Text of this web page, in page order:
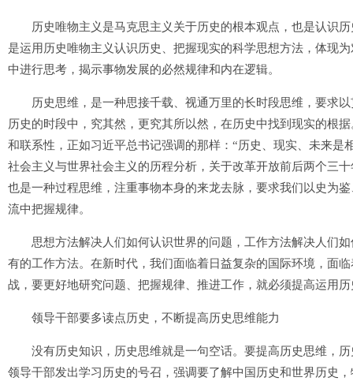
历史唯物主义是马克思主义关于历史的根本观点，也是认识历
是运用历史唯物主义认识历史、把握现实的科学思想方法，体现
中进行思考，揭示事物发展的必然规律和内在逻辑。
历史思维，是一种思接千载、视通万里的长时段思维，要求以
历史的时段中，究其然，更究其所以然，在历史中找到现实的根
和联系性，正如习近平总书记强调的那样：“历史、现实、未来
社会主义与世界社会主义的历程分析，关于改革开放前后两个三
也是一种过程思维，注重事物本身的来龙去脉，要求我们以史为
流中把握规律。
思想方法解决人们如何认识世界的问题，工作方法解决人们如
有的工作方法。在新时代，我们面临着日益复杂的国际环境，面
战，要更好地研究问题、把握规律、推进工作，就必须提高运用
领导干部要多读点历史，不断提高历史思维能力
没有历史知识，历史思维就是一句空话。要提高历史思维，历
领导干部发出学习历史的号召，强调要了解中国历史和世界历史